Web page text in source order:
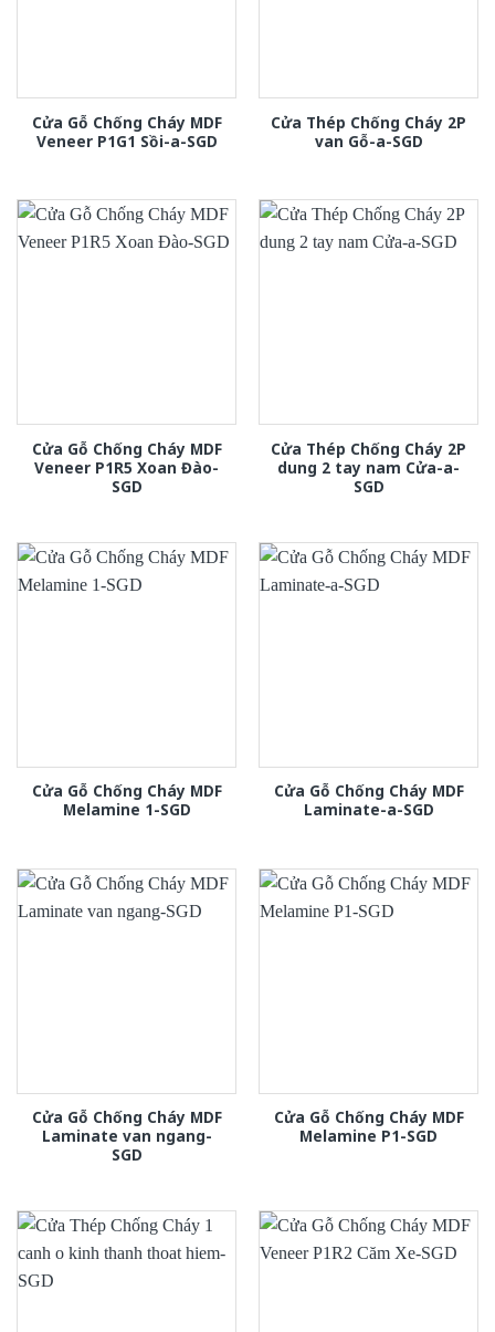
Cửa Gỗ Chống Cháy MDF
Veneer P1G1 Sồi-a-SGD
Cửa Thép Chống Cháy 2P
van Gỗ-a-SGD
Cửa Gỗ Chống Cháy MDF
Veneer P1R5 Xoan Đào-
SGD
Cửa Thép Chống Cháy 2P
dung 2 tay nam Cửa-a-
SGD
Cửa Gỗ Chống Cháy MDF
Melamine 1-SGD
Cửa Gỗ Chống Cháy MDF
Laminate-a-SGD
Cửa Gỗ Chống Cháy MDF
Laminate van ngang-
SGD
Cửa Gỗ Chống Cháy MDF
Melamine P1-SGD